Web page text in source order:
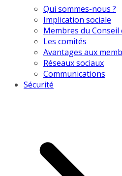
Qui sommes-nous ?
Implication sociale
Membres du Conseil
Les comités
Avantages aux
Réseaux sociaux
Communications
Sécurité